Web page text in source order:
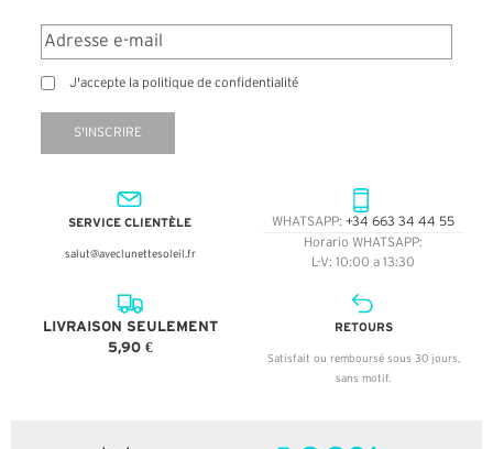
J'accepte la politique de confidentialité
S'INSCRIRE
SERVICE CLIENTÈLE
salut@aveclunettesoleil.fr
WHATSAPP: +34 663 34 44 55
Horario WHATSAPP:
L-V: 10:00 a 13:30
LIVRAISON SEULEMENT
5,90 €
RETOURS
Satisfait ou remboursé sous 30 jours,
sans motif.